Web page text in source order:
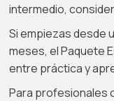
intermedio,
Si empiezas desde
meses, el Paquete
entre práctica y
Para profesionales